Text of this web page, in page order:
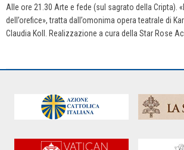
Alle ore 21.30 Arte e fede (sul sagrato della Cripta).
dell’orefice», tratta dall’omonima opera teatrale di
Claudia Koll. Realizzazione a cura della Star Rose